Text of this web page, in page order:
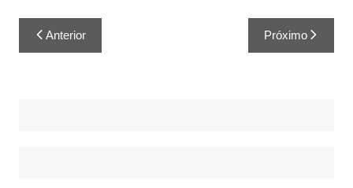
Anterior Próximo